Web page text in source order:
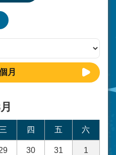
月
三 四 五 六
30 31
1